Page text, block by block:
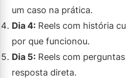
um caso na prática.
Dia 4: Reels com história
por que funcionou.
Dia 5: Reels com
resposta direta.